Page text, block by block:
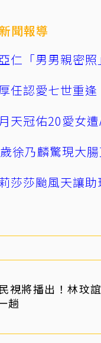
聞報導
仁「男男親密
任認愛七世重
天冠佑20愛女
徐乃麟驚現大
莎莎颱風天讓
視將播出！林玟
趟